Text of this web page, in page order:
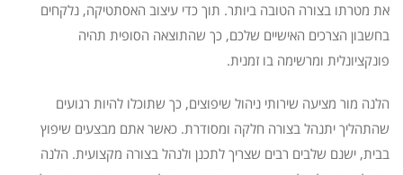
את מטרתו בצורה הטובה ביותר. תוך כדי עיצוב האסתטיקה, נלקחים
בחשבון הצרכים האישיים שלכם, כך שהתוצאה הסופית תהיה
פונקציונלית ומרשימה בו זמנית.
הלנה מור מציעה שירותי ניהול שיפוצים, כך שתוכלו להיות רגועים
שהתהליך יתנהל בצורה חלקה ומסודרת. כאשר אתם מבצעים שיפוץ
בבית, ישנם שלבים רבים שצריך לתכנן ולנהל בצורה מקצועית. הלנה